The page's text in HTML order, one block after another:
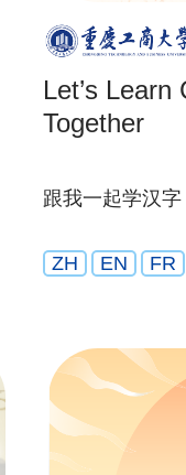
Let’s
Together
跟我一起学汉字
ZH EN FR